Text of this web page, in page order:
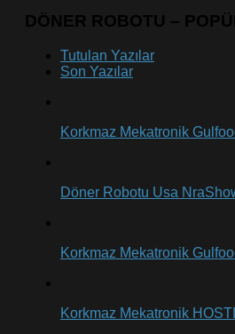
DÖNER ROBOTU –
Tutulan Yazılar
Son Yazılar
Korkmaz Mekatronik
Döner Robotu Usa
Korkmaz Mekatronik
Korkmaz Mekatronik